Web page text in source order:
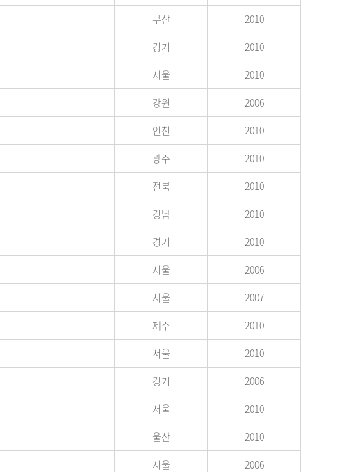
부산
2010
경기
2010
서울
2010
강원
2006
인천
2010
광주
2010
전북 2010
경남
2010
경기
2010
서울
2006
서울
2007
제주 2010
서울
2010
경기
2006
서울
2010
울산
2010
서울
2006